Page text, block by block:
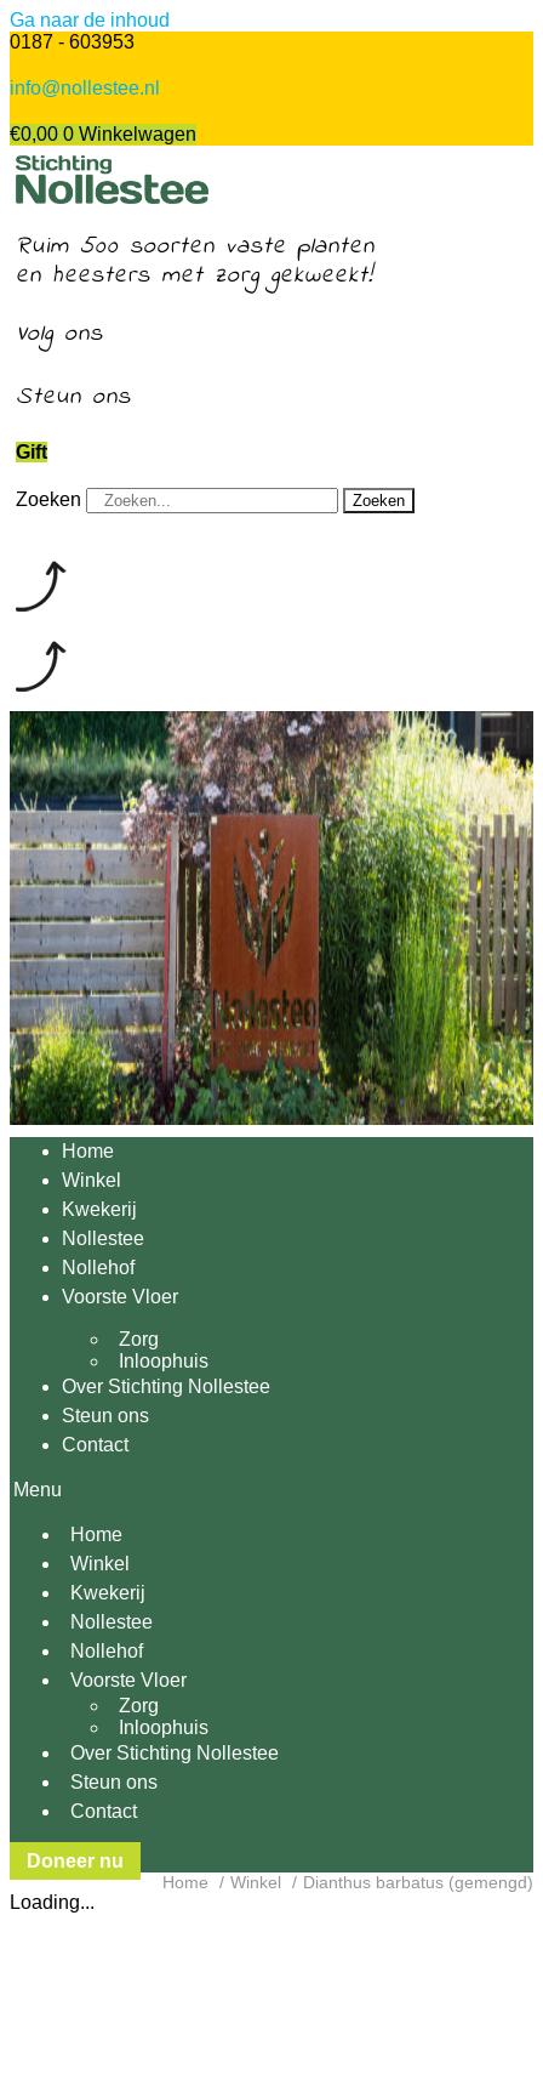
Ga naar de inhoud
0187 - 603953
info@nollestee.nl
€0,00 0 Winkelwagen
Ruim 500 soorten vaste planten
en heesters met zorg gekweekt!
Volg ons
Steun ons
Gift
Zoeken Zoeken
Home
Winkel
Kwekerij
Nollestee
Nollehof
Voorste Vloer
Zorg
Inloophuis
Over Stichting Nollestee
Steun ons
Contact
Menu
Home
Winkel
Kwekerij
Nollestee
Nollehof
Voorste Vloer
Zorg
Inloophuis
Over Stichting Nollestee
Steun ons
Contact
Doneer nu
Home Winkel Dianthus barbatus (gemengd)
Loading...